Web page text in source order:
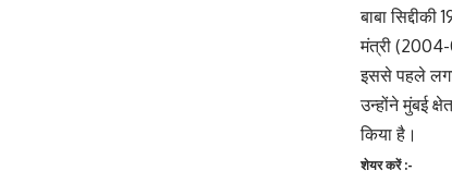
बाबा
मंत्री (2004-
इससे पहले
उन्होंने मुंबई
किया है।
शेयर करें :-